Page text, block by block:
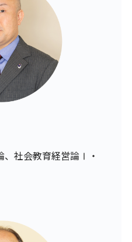
、社会教育経営論Ⅰ・